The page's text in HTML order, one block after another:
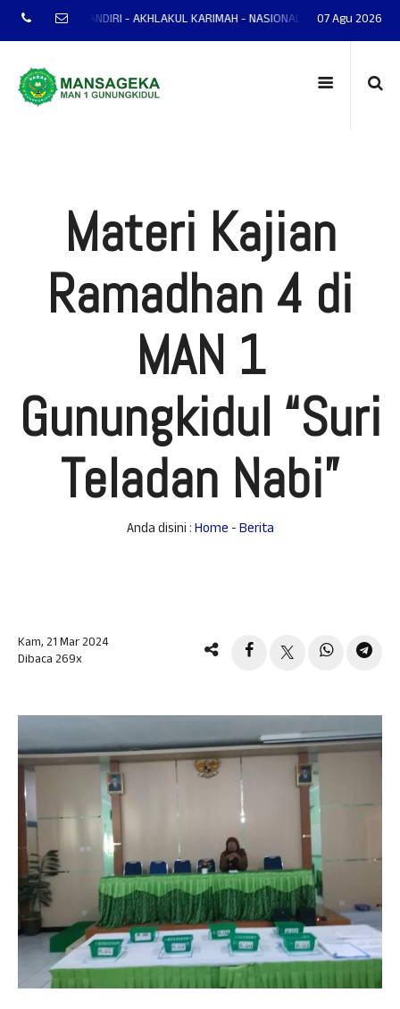
- MANDIRI - AKHLAKUL KARIMAH - NASIONALIS - TERAMPIL - ADAPTIF
07 Agu 2026
Materi Kajian
Ramadhan 4 di
MAN 1
Gunungkidul “Suri
Teladan Nabi”
Anda disini :Home -Berita
Kam, 21 Mar 2024
Dibaca 269x